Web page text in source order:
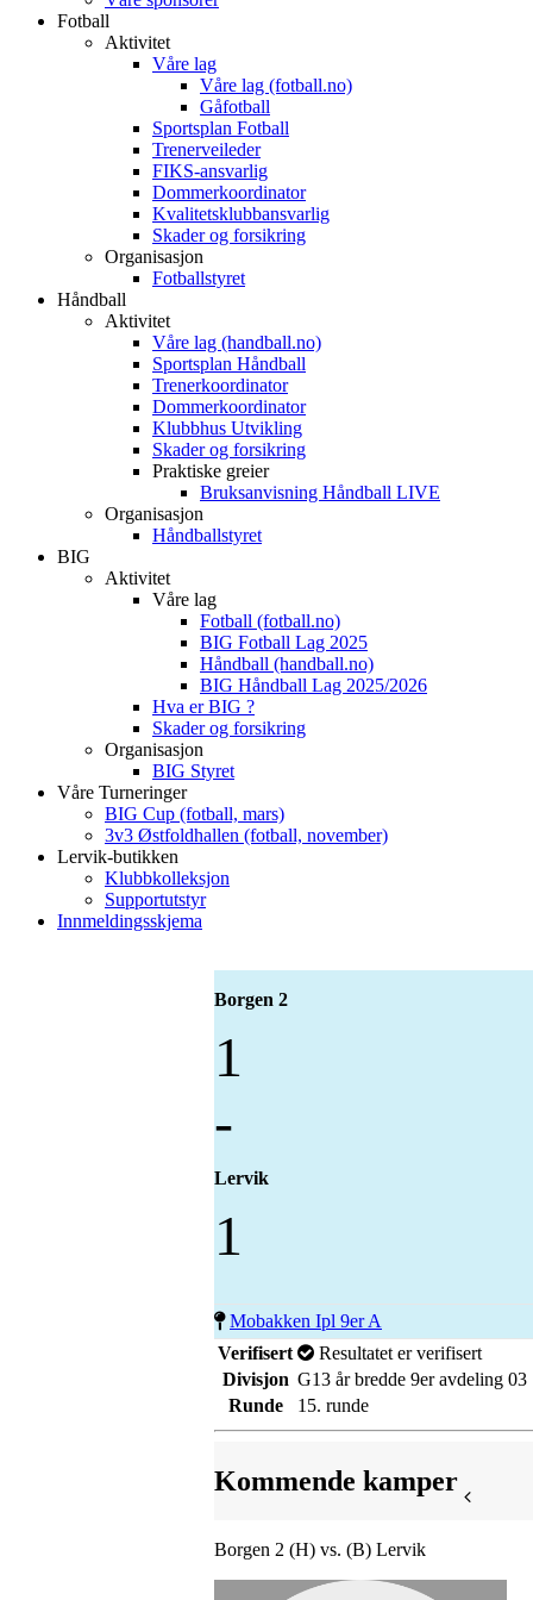
Fotball
Aktivitet
Våre lag
Våre lag (fotball.no)
Gåfotball
Sportsplan Fotball
Trenerveileder
FIKS-ansvarlig
Dommerkoordinator
Kvalitetsklubbansvarlig
Skader og forsikring
Organisasjon
Fotballstyret
Håndball
Aktivitet
Våre lag (handball.no)
Sportsplan Håndball
Trenerkoordinator
Dommerkoordinator
Klubbhus Utvikling
Skader og forsikring
Praktiske greier
Bruksanvisning Håndball LIVE
Organisasjon
Håndballstyret
BIG
Aktivitet
Våre lag
Fotball (fotball.no)
BIG Fotball Lag 2025
Håndball (handball.no)
BIG Håndball Lag 2025/2026
Hva er BIG ?
Skader og forsikring
Organisasjon
BIG Styret
Våre Turneringer
BIG Cup (fotball, mars)
3v3 Østfoldhallen (fotball, november)
Lervik-butikken
Klubbkolleksjon
Supportutstyr
Innmeldingsskjema
Borgen 2
1
-
Lervik
1
Mobakken Ipl 9er A
Verifisert
Resultatet er verifisert
Divisjon G13 år bredde 9er avdeling 03
Runde
15. runde
Kommende kamper
Borgen 2 (H) vs. (B) Lervik